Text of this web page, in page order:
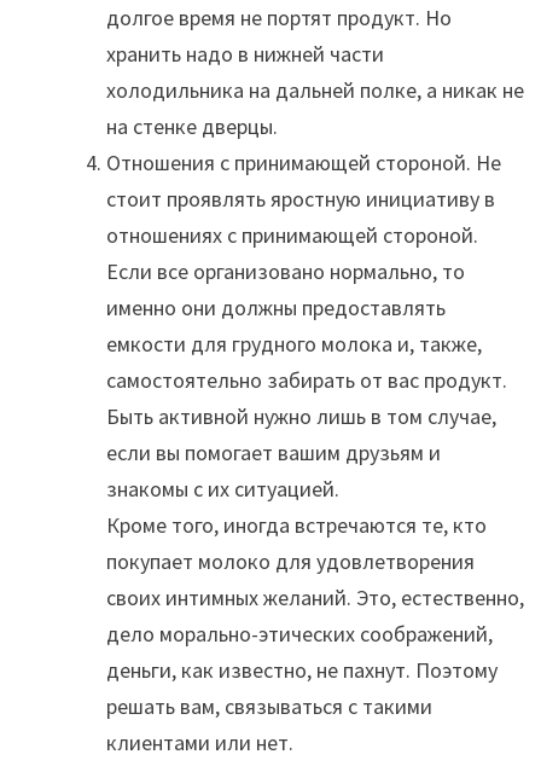
долгое время не портят продукт. Но
хранить надо в нижней части
холодильника на дальней полке, а никак не
на стенке дверцы.
Отношения с принимающей стороной. Не
стоит проявлять яростную инициативу в
отношениях с принимающей стороной.
Если все организовано нормально, то
именно они должны предоставлять
емкости для грудного молока и, также,
самостоятельно забирать от вас продукт.
Быть активной нужно лишь в том случае,
если вы помогает вашим друзьям и
знакомы с их ситуацией.
Кроме того, иногда встречаются те, кто
покупает молоко для удовлетворения
своих интимных желаний. Это, естественно,
дело морально-этических соображений,
деньги, как известно, не пахнут. Поэтому
решать вам, связываться с такими
клиентами или нет.